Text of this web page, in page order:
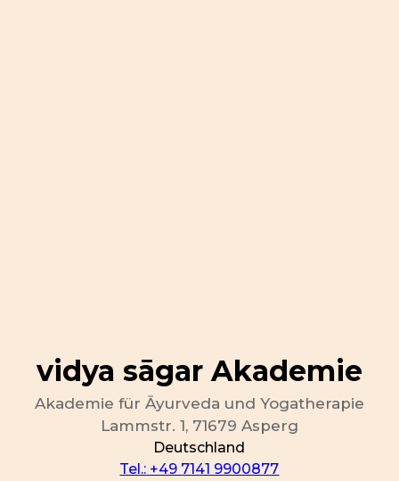
vidya sāgar Akademie
Akademie für Āyurveda und Yogatherapie
Lammstr. 1, 71679 Asperg
Deutschland
Tel.: +49 7141 9900877